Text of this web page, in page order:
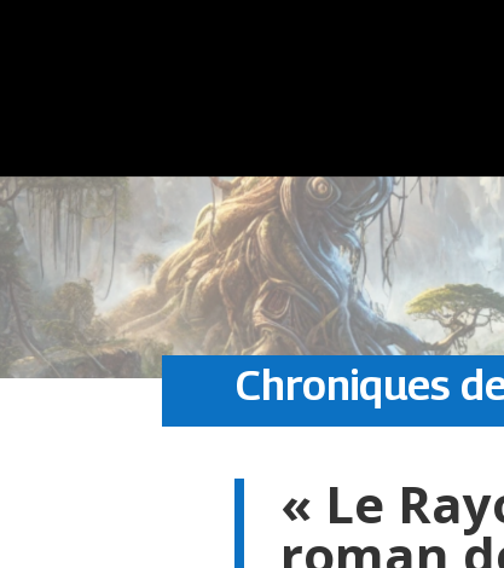
Chroniques
« Le
roman